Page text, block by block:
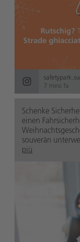
7 mesi fa
Schenke
einen
souverän
più